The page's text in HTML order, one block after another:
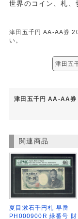
世界のコイン、札、
津田五千円 AA-AA券
い。
津田五
津田五千円 AA-AA
関連商品
夏目漱石千円札 早番
PH000900R 緑番号 財